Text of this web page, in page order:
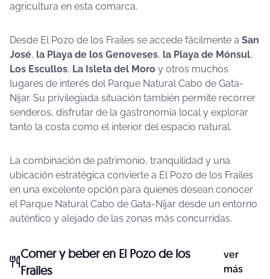
agricultura en esta comarca.
Desde El Pozo de los Frailes se accede fácilmente a San
José, la Playa de los Genoveses, la Playa de Mónsul,
Los Escullos, La Isleta del Moro y otros muchos
lugares de interés del Parque Natural Cabo de Gata-
Níjar. Su privilegiada situación también permite recorrer
senderos, disfrutar de la gastronomía local y explorar
tanto la costa como el interior del espacio natural.
La combinación de patrimonio, tranquilidad y una
ubicación estratégica convierte a El Pozo de los Frailes
en una excelente opción para quienes desean conocer
el Parque Natural Cabo de Gata-Níjar desde un entorno
auténtico y alejado de las zonas más concurridas.
Comer y beberen El Pozo de los
Frailes
ver
más